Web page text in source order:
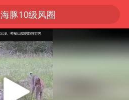
豚10级风圈
上半年我国经营主体结构持续优化
暴雨红色预警